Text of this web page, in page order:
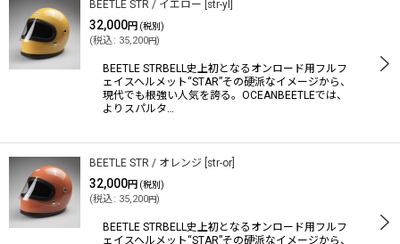
BEETLE STR / イエロー str-yl
32,000円 (税別)
(税込: 35,200円)
BEETLE STRBELL史上初となるオンロード用フルフ
ェイスヘルメット“STAR”その硬派なイメージから、
現代でも根強い人気を誇る。OCEANBEETLEでは、
よりスパルタ…
BEETLE STR / オレンジ str-or
32,000円 (税別)
(税込: 35,200円)
BEETLE STRBELL史上初となるオンロード用フルフ
ェイスヘルメット“STAR”その硬派なイメージから、